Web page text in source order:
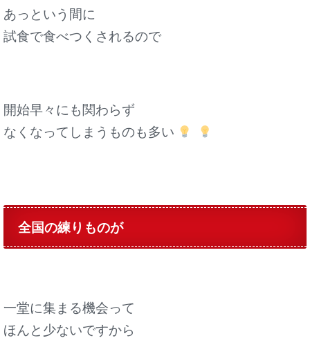
あっという間に
試食で食べつくされるので
開始早々にも関わらず
なくなってしまうものも多い
全国の練りものが
一堂に集まる機会って
ほんと少ないですから